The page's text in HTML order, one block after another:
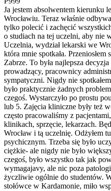
Ja jestem absolwentem kierunku
Wrocławiu. Teraz właśnie
tylko polecić i zachęcić
o studiach na tej uczelni, aby nie
Uczelnia, wydział lekarski we
która mnie spotkała.
Zabrze. To była najlepsza
prowadzący, pracownicy
sympatyczni. Nigdy nie
było praktycznie żadnych
czegoś. Wystarczyło po prostu
lub 5. Zajęcia kliniczne były też
często pracowaliśmy z
klinikach, sprzęcie, lekarzach.
Wrocław i tą uczelnię. Odżyłem
psychicznym. Trzeba się było
ciężkie- ale nigdy nie było
czegoś, było wszystko tak jak
wymagajavy, ale nic poza
życzliwie ogólnie do studentów.
stołówce w Kardamonie, miło